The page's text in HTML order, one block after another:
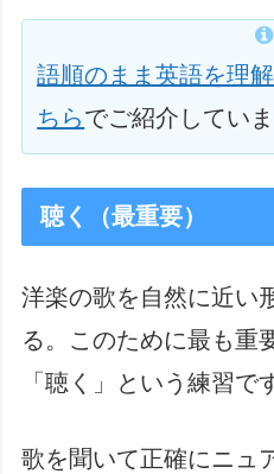
語順のまま英語を理
ちらでご紹介していま
聴く（最重要）
洋楽の歌を自然に近い
る。このために最も重
「聴く」という練習で
歌を聞いて正確にニュ